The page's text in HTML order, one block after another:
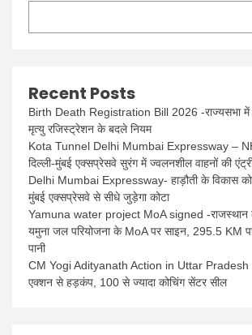
Recent Posts
Birth Death Registration Bill 2026 -राज्यसभा में
मृत्यु रजिस्ट्रेशन के बदले नियम
Kota Tunnel Delhi Mumbai Expressway –
दिल्ली-मुंबई एक्सप्रेसवे सुरंग में ज्वलनशील वाहनों की
Delhi Mumbai Expressway- हाड़ौती के विकास को
मुंबई एक्सप्रेसवे से सीधे जुड़ेगा कोटा
Yamuna water project MoA signed -राजस्थान
यमुना जल परियोजना के MoA पर साइन, 295.5 KM
पानी
CM Yogi Adityanath Action in Uttar Pradesh -
एक्शन से हड़कंप, 100 से ज्यादा कोचिंग सेंटर सील